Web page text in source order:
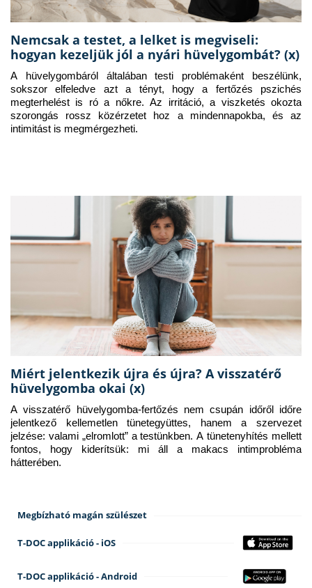
Nemcsak a testet, a lelket is megviseli:
hogyan kezeljük jól a nyári hüvelygombát? (x)
A hüvelygombáról általában testi problémaként beszélünk,
sokszor elfeledve azt a tényt, hogy a fertőzés pszichés
megterhelést is ró a nőkre. Az irritáció, a viszketés okozta
szorongás rossz közérzetet hoz a mindennapokba, és az
intimitást is megmérgezheti.
Miért jelentkezik újra és újra? A visszatérő
hüvelygomba okai (x)
A visszatérő hüvelygomba-fertőzés nem csupán időről időre
jelentkező kellemetlen tünetegyüttes, hanem a szervezet
jelzése: valami „elromlott” a testünkben. A tünetenyhítés mellett
fontos, hogy kiderítsük: mi áll a makacs intimprobléma
hátterében.
Megbízható magán szülészet
T-DOC applikáció - iOS
T-DOC applikáció - Android